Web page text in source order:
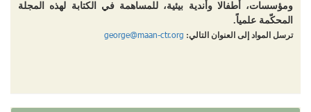
ومؤسسات، أطفالا وأندية بيئية، للمساهمة في الكتابة لهذه المجلة
المحكّمة علمياً.
ترسل المواد إلى العنوان التالي: george@maan-ctr.org